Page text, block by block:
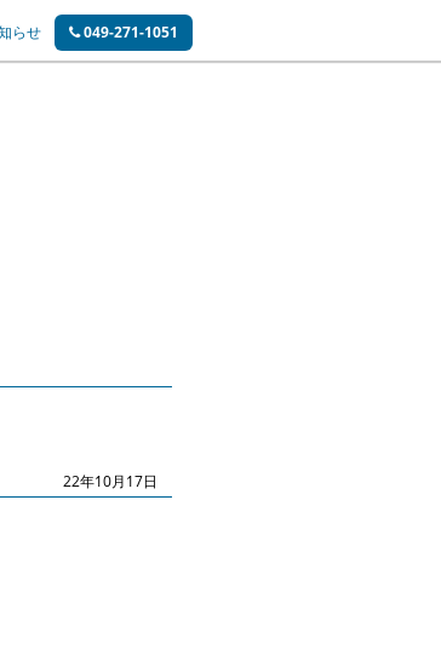
らせ 049-271-1051
22年10月17日